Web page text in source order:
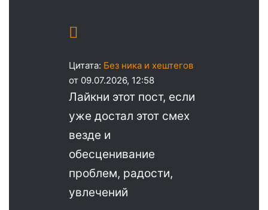
Цитата: Без ника и хештегов
от 09.07.2026, 12:58
Лайкни этот пост, если
уже достал этот смех
везде и
обесценивание
проблем, радости,
увлечений